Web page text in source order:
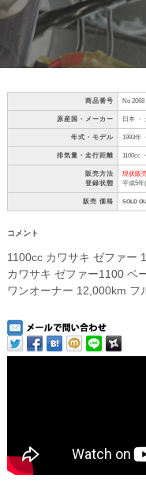
商品番号 No 2068
原産国・メーカー 日本 ・
年式・モデル 1993年
排気量・走行距離 1100cc
販売方法
登録状態
現状販
平成5年
販売 価格 SOLD
コメント
1100cc カワサキ ゼファー
カワサキ ゼファー1100
ワンオーナー 12,000km フ